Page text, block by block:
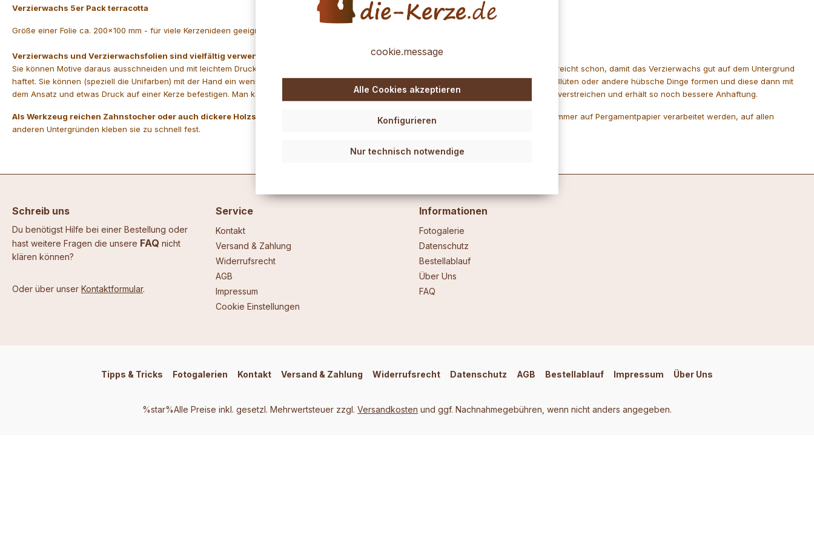
Verzierwachs 5er Pack terracotta
Größe einer Folie ca. 200x100 mm - für viele Kerzenideen geeignet, leicht zu verarbeiten und daher auch für Anfänger ideal.
Verzierwachs und Verzierwachsfolien sind vielfältig verwendbar.
Sie können Motive daraus ausschneiden und mit leichtem Druck auf eine Kerze aufbringen. Etwas Wärme ist dabei hilfreich, eine warme Hand reicht schon, damit das Verzierwachs gut auf dem Untergrund
haftet. Sie können (speziell die Unifarben) mit der Hand ein wenig anwärmen und dann kneten oder modellieren und ganz nach Ihrer Fantasie Blüten oder andere hübsche Dinge formen und diese dann mit
dem Ansatz und etwas Druck auf einer Kerze befestigen. Man kann auch ein Stäbchen (Holz z.B.) nehmen und den Ansatz an der Kerze etwas verstreichen und erhält so noch bessere Anhaftung.
Als Werkzeug reichen Zahnstocher oder auch dickere Holzstäbchen und ein einfaches Küchenmesser.Die Verzierwachs-Folien sollten immer auf Pergamentpapier verarbeitet werden, auf allen
anderen Untergründen kleben sie zu schnell fest.
Schreib uns
Du benötigst Hilfe bei einer Bestellung oder
hast weitere Fragen die unsere FAQ nicht
klären können?
Oder über unser Kontaktformular.
Service
Kontakt
Versand & Zahlung
Widerrufsrecht
AGB
Impressum
Cookie Einstellungen
Informationen
Fotogalerie
Datenschutz
Bestellablauf
Über Uns
FAQ
Tipps & Tricks Fotogalerien Kontakt Versand & Zahlung Widerrufsrecht Datenschutz AGB Bestellablauf Impressum Über Uns
%star%Alle Preise inkl. gesetzl. Mehrwertsteuer zzgl. Versandkosten und ggf. Nachnahmegebühren, wenn nicht anders angegeben.
cookie.message
Nur technisch notwendige
Konfigurieren
Alle Cookies akzeptieren